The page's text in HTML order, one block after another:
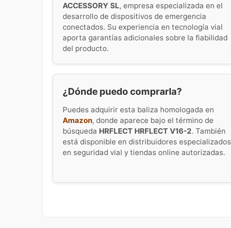
ACCESSORY SL, empresa especializada en el
desarrollo de dispositivos de emergencia
conectados. Su experiencia en tecnología vial
aporta garantías adicionales sobre la fiabilidad
del producto.
¿Dónde puedo comprarla?
Puedes adquirir esta baliza homologada en
Amazon, donde aparece bajo el término de
búsqueda HRFLECT HRFLECT V16-2. También
está disponible en distribuidores especializados
en seguridad vial y tiendas online autorizadas.